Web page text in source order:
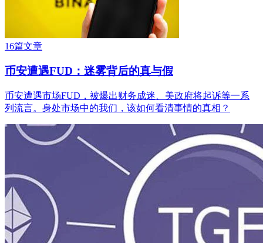
16篇文章
币安遭遇FUD：迷雾背后的真与假
币安遭遇市场FUD，被爆出财务成迷、美政府将起诉等一系
列流言。身处市场中的我们，该如何看清事情的真相？